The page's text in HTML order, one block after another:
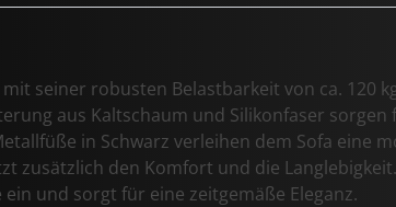
seiner robusten Belastbarkeit von ca. 120
aus Kaltschaum und Silikonfaser sorgen
in Schwarz verleihen dem Sofa eine
zusätzlich den Komfort und die
und sorgt für eine zeitgemäße Eleganz.